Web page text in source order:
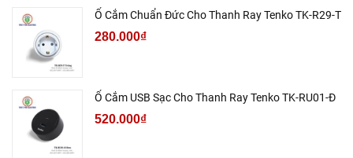
Ổ Cắm Chuẩn Đức Cho Thanh Ray Tenko TK-R29-T
280.000₫
Ổ Cắm USB Sạc Cho Thanh Ray Tenko TK-RU01-Đ
520.000₫